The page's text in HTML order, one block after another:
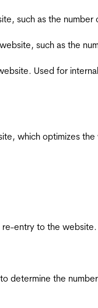
such as the
such as the
Used for
which optimizes
re-entry to the website.
determine the